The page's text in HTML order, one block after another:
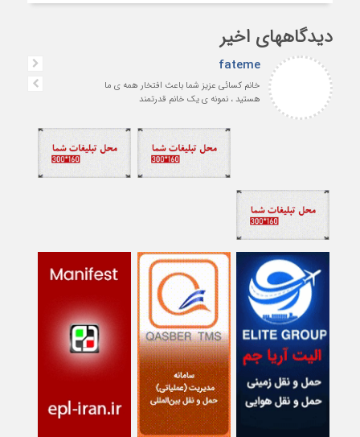
دیدگاههای اخیر
fateme
خانم کسائی عزیز شما باعث افتخار همه ی ما
هستید ، نمونه ی یک خانم قدرتمند